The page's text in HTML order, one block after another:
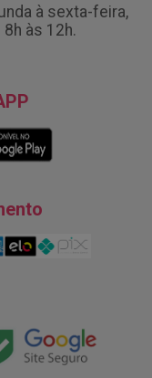
à sexta-feira,
às 12h.